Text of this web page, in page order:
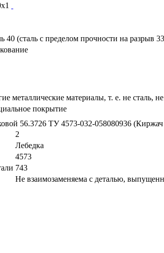
40 (сталь с пределом прочности на разрыв
металлические материалы, т. е. не сталь,
покрытие
56.3726 ТУ 4573-032-058080936
2
Лебедка
4573
743
Не взаимозаменяема с деталью,